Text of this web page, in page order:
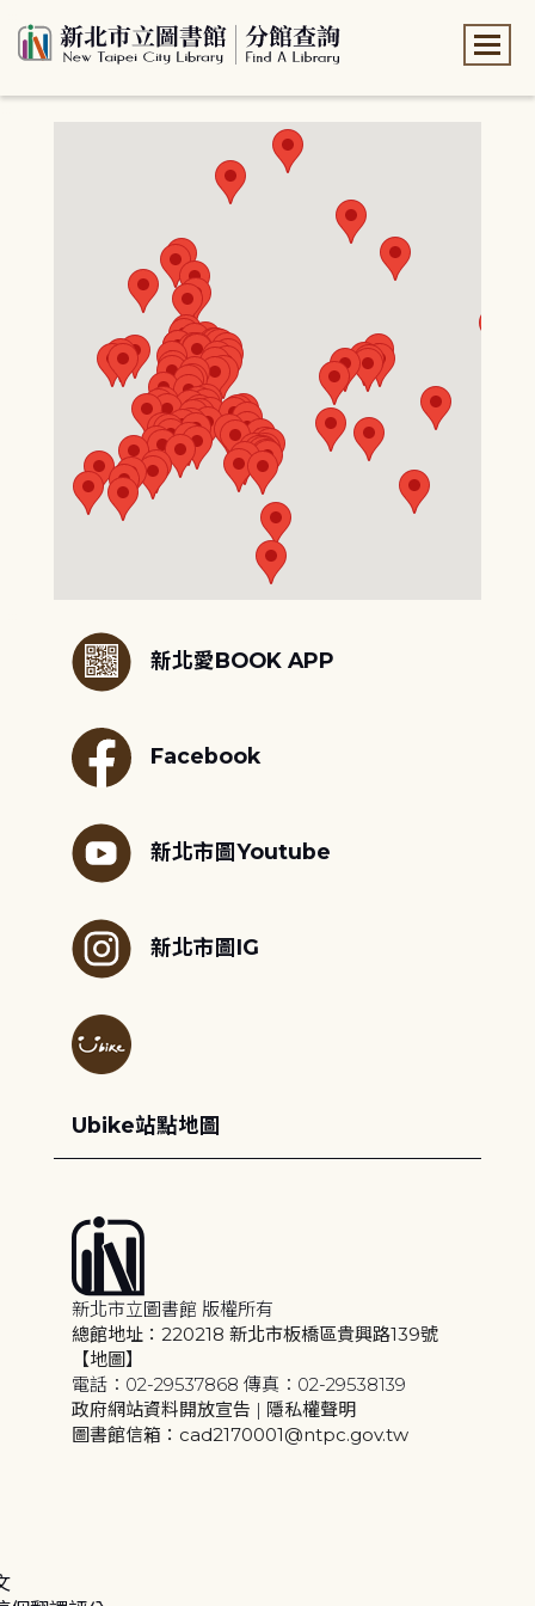
新北愛BOOK APP
Facebook
新北市圖Youtube
新北市圖IG
Ubike站點地圖
新北市立圖書館 版權所有
總館地址：220218 新北市板橋區貴興路139號
【地圖】
電話：02-29537868 傳真：02-29538139
政府網站資料開放宣告 | 隱私權聲明
圖書館信箱：cad2170001@ntpc.gov.tw